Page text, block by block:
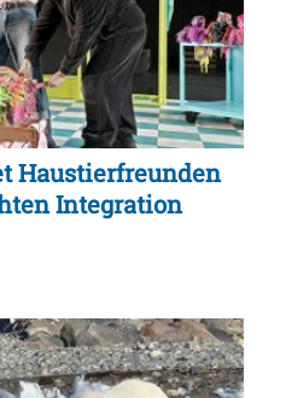
Haustierfreunden
Integration